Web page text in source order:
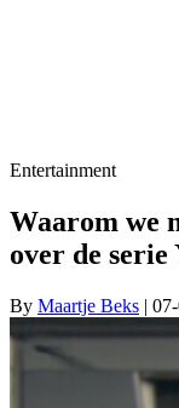
Entertainment
Waarom we
over de serie
By Maartje Beks |